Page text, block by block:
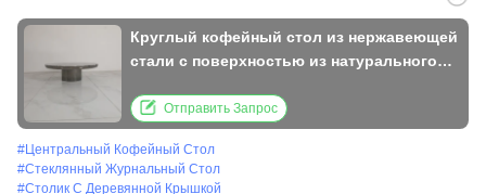
Круглый кофейный стол из нержавеющей
стали с поверхностью из натурального
Отправить Запрос
#Центральный Кофейный Стол
#Стеклянный Журнальный Стол
#Столик С Деревянной Крышкой